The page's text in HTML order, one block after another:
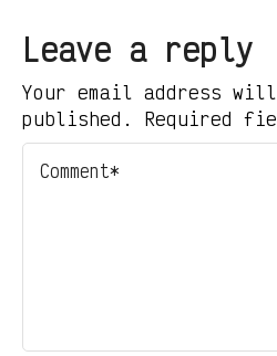
Leave a reply
Your email address
published. Required